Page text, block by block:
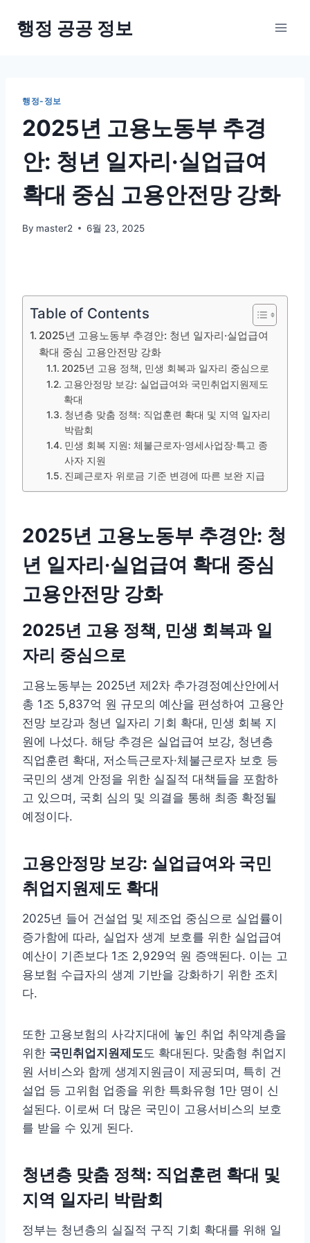
행정 공공 정보
행정-정보
2025년 고용노동부 추경
안: 청년 일자리·실업급여
확대 중심 고용안전망 강화
By master2 6월 23, 2025
Table of Contents
2025년 고용노동부 추경안: 청년 일자리·실업급여
확대 중심 고용안전망 강화
2025년 고용 정책, 민생 회복과 일자리 중심으로
고용안정망 보강: 실업급여와 국민취업지원제도
확대
청년층 맞춤 정책: 직업훈련 확대 및 지역 일자리
박람회
민생 회복 지원: 체불근로자·영세사업장·특고 종
사자 지원
진폐근로자 위로금 기준 변경에 따른 보완 지급
2025년 고용노동부 추경안: 청
년 일자리·실업급여 확대 중심
고용안전망 강화
2025년 고용 정책, 민생 회복과 일
자리 중심으로
고용노동부는 2025년 제2차 추가경정예산안에서
총 1조 5,837억 원 규모의 예산을 편성하여 고용안
전망 보강과 청년 일자리 기회 확대, 민생 회복 지
원에 나섰다. 해당 추경은 실업급여 보강, 청년층
직업훈련 확대, 저소득근로자·체불근로자 보호 등
국민의 생계 안정을 위한 실질적 대책들을 포함하
고 있으며, 국회 심의 및 의결을 통해 최종 확정될
예정이다.
고용안정망 보강: 실업급여와 국민
취업지원제도 확대
2025년 들어 건설업 및 제조업 중심으로 실업률이
증가함에 따라, 실업자 생계 보호를 위한 실업급여
예산이 기존보다 1조 2,929억 원 증액된다. 이는 고
용보험 수급자의 생계 기반을 강화하기 위한 조치
다.
또한 고용보험의 사각지대에 놓인 취업 취약계층을
위한 국민취업지원제도 도 확대된다. 맞춤형 취업지
원 서비스와 함께 생계지원금이 제공되며, 특히 건
설업 등 고위험 업종을 위한 특화유형 1만 명이 신
설된다. 이로써 더 많은 국민이 고용서비스의 보호
를 받을 수 있게 된다.
청년층 맞춤 정책: 직업훈련 확대 및
지역 일자리 박람회
정부는 청년층의 실질적 구직 기회 확대를 위해 일